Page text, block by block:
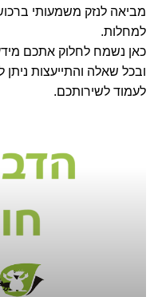
מביאה לנזק משמעותי
למחלות.
כאן נשמח לחלוק אתכם מידע
ובכל שאלה והתייעצות ניתן
לעמוד לשירותכם.